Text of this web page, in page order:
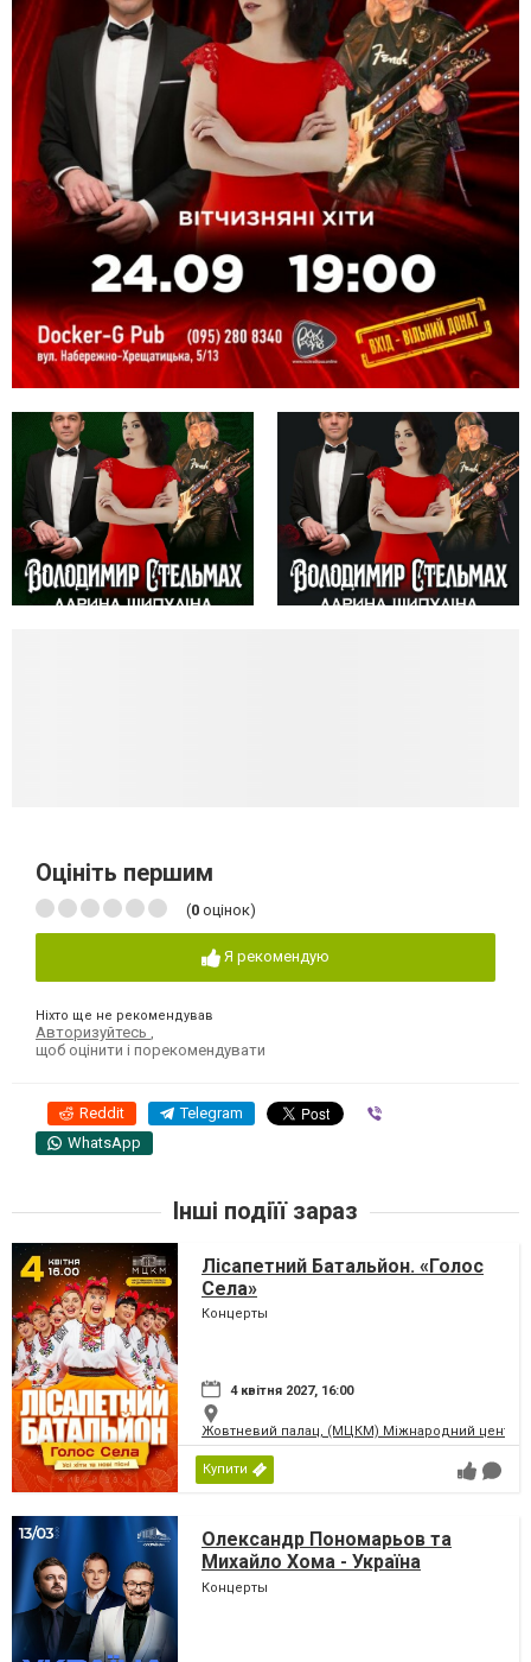
Оцініть першим
(0 оцінок)
Я рекомендую
Ніхто ще не рекомендував
Авторизуйтесь
щоб оцінити і порекомендувати
Reddit Telegram
WhatsApp
Інші подіїї зараз
Лісапетний Батальйон. «Голос
Села»
Концерты
4 квітня 2027, 16:00
Жовтневий палац, (МЦКМ) Міжнародний центр
Купити
Олександр Пономарьов та
Михайло Хома - Україна
Переможе!
Концерты